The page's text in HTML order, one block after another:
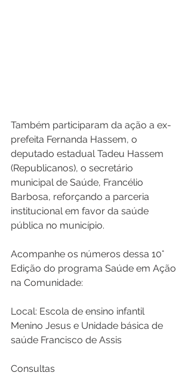
Também participaram da ação a ex-
prefeita Fernanda Hassem, o
deputado estadual Tadeu Hassem
(Republicanos), o secretário
municipal de Saúde, Francélio
Barbosa, reforçando a parceria
institucional em favor da saúde
pública no município.
Acompanhe os números dessa 10°
Edição do programa Saúde em Ação
na Comunidade:
Local: Escola de ensino infantil
Menino Jesus e Unidade básica de
saúde Francisco de Assis
Consultas